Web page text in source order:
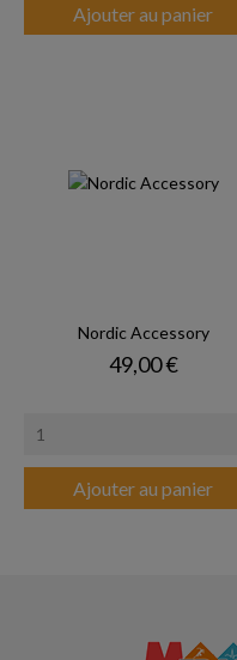
Ajouter au panier
Nordic Accessory
Prix
49,00 €
Ajouter au panier